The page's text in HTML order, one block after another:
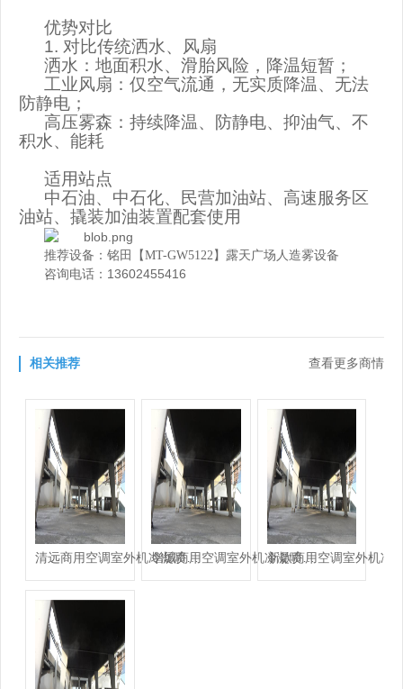
优势对比
1. 对比传统洒水、风扇
洒水：地面积水、滑胎风险，降温短暂；
工业风扇：仅空气流通，无实质降温、无法
防静电；
高压雾森：持续降温、防静电、抑油气、不
积水、能耗
适用站点
中石油、中石化、民营加油站、高速服务区
油站、撬装加油装置配套使用
推荐设备：铭田【MT-GW5122】露天广场人造雾设备
咨询电话：13602455416
相关推荐 查看更多商情
清远商用空调室外机冷凝喷雾设备-铭田喷雾系统有限公司 增城商用空调室外机冷凝喷雾设备-铭田喷雾系统有限公司